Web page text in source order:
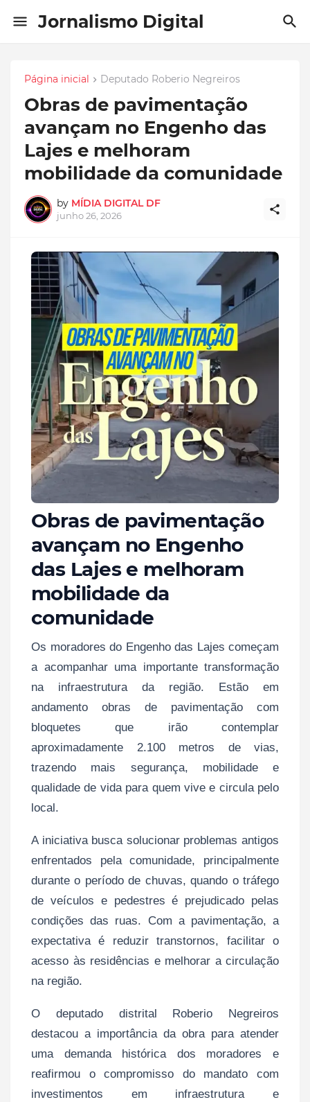
Jornalismo Digital
Página inicial Deputado Roberio Negreiros
Obras de pavimentação
avançam no Engenho das
Lajes e melhoram
mobilidade da comunidade
by MÍDIA DIGITAL DF
junho 26, 2026
Obras de pavimentação
avançam no Engenho
das Lajes e melhoram
mobilidade da
comunidade
Os moradores do Engenho das Lajes começam
a acompanhar uma importante transformação
na infraestrutura da região. Estão em
andamento obras de pavimentação com
bloquetes que irão contemplar
aproximadamente 2.100 metros de vias,
trazendo mais segurança, mobilidade e
qualidade de vida para quem vive e circula pelo
local.
A iniciativa busca solucionar problemas antigos
enfrentados pela comunidade, principalmente
durante o período de chuvas, quando o tráfego
de veículos e pedestres é prejudicado pelas
condições das ruas. Com a pavimentação, a
expectativa é reduzir transtornos, facilitar o
acesso às residências e melhorar a circulação
na região.
O deputado distrital Roberio Negreiros
destacou a importância da obra para atender
uma demanda histórica dos moradores e
reafirmou o compromisso do mandato com
investimentos em infraestrutura e